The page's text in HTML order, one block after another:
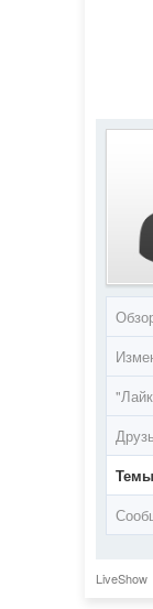
Темы
LiveShow